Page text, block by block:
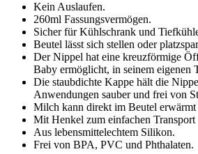
Kein Auslaufen.
260ml Fassungsvermögen.
Sicher für Kühlschrank und
Beutel lässt sich stellen oder
Der Nippel hat eine kreuzförmige
Baby ermöglicht, in seinem eigenen
Die staubdichte Kappe hält die
Anwendungen sauber und frei von
Milch kann direkt im Beutel erwärmt
Mit Henkel zum einfachen Transport
Aus lebensmittelechtem Silikon.
Frei von BPA, PVC und Phthalaten.